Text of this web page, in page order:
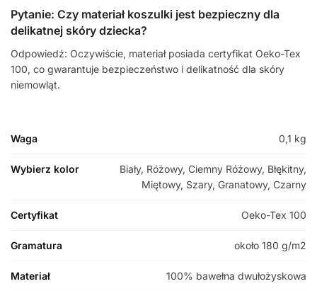
Pytanie: Czy materiał koszulki jest bezpieczny dla
delikatnej skóry dziecka?
Odpowiedź: Oczywiście, materiał posiada certyfikat Oeko-Tex
100, co gwarantuje bezpieczeństwo i delikatność dla skóry
niemowląt.
Waga 0,1 kg
Wybierz kolor
Biały, Różowy, Ciemny Różowy, Błękitny,
Miętowy, Szary, Granatowy, Czarny
Certyfikat Oeko-Tex 100
Gramatura około 180 g/m2
Materiał 100% bawełna dwułożyskowa